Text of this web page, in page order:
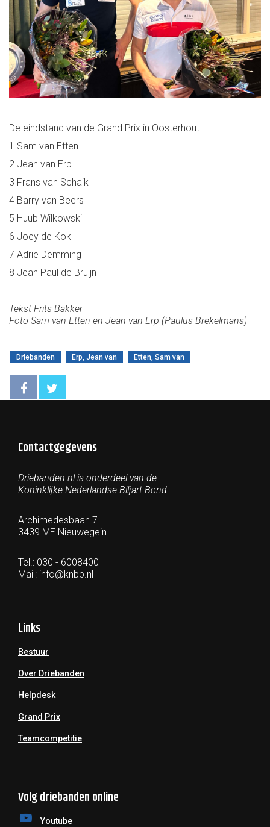
De eindstand van de Grand Prix in Oosterhout:
1 Sam van Etten
2 Jean van Erp
3 Frans van Schaik
4 Barry van Beers
5 Huub Wilkowski
6 Joey de Kok
7 Adrie Demming
8 Jean Paul de Bruijn
Tekst Frits Bakker
Foto Sam van Etten en Jean van Erp (Paulus Brekelmans)
Driebanden Erp, Jean van Etten, Sam van
Contactgegevens
Driebanden.nl is onderdeel van de
Koninklijke Nederlandse Biljart Bond.
Archimedesbaan 7
3439 ME Nieuwegein
Tel.: 030 - 6008400
Mail: info@knbb.nl
Links
Bestuur
Over Driebanden
Helpdesk
Grand Prix
Teamcompetitie
Volg driebanden online
Youtube